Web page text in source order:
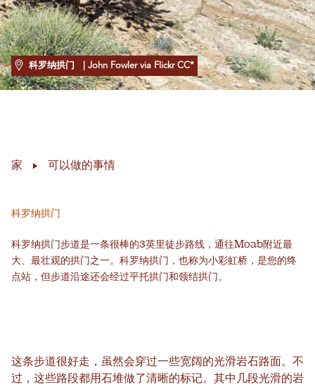
科罗纳拱门 | John Fowler via Flickr CC*
家 可以做的事情
科罗纳拱门
科罗纳拱门步道是一条很棒的3英里徒步路线，通往Moab附近最
大、最壮观的拱门之一。科罗纳拱门，也称为小彩虹桥，是您的终
点站，但步道沿途还会经过平托拱门和领结拱门。
这条步道很好走，虽然会穿过一些宽阔的光滑岩石路面。不
过，这些路段都用石堆做了清晰的标记。其中几段光滑的岩